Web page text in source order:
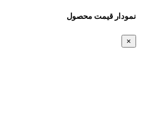
نمودار قیمت محصول
×